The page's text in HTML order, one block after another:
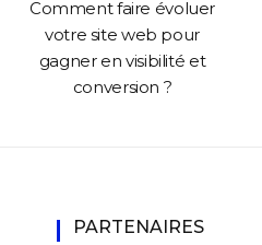
Comment faire évoluer
votre site web pour
gagner en visibilité et
conversion ?
PARTENAIRES